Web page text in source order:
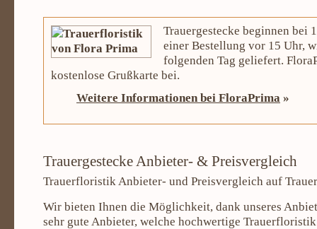
Trauergestecke beginnen bei
einer Bestellung vor 15 Uhr,
folgenden Tag geliefert.
kostenlose Grußkarte bei.
Weitere Informationen bei FloraPrima »
Trauergestecke Anbieter- & Preisvergleich
Trauerfloristik Anbieter- und Preisvergleich auf
Wir bieten Ihnen die Möglichkeit, dank unseres
sehr gute Anbieter, welche hochwertige